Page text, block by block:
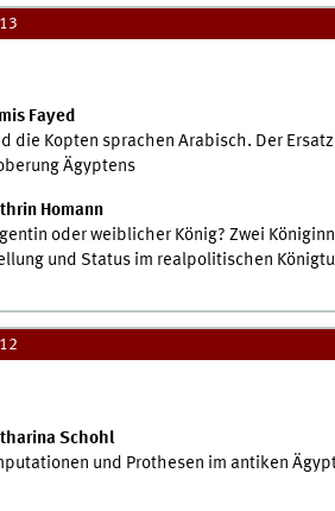
Fayed
die Kopten sprachen Arabisch. Der
Ägyptens
Homann
oder weiblicher König? Zwei
und Status im realpolitischen
Schohl
und Prothesen im antiken